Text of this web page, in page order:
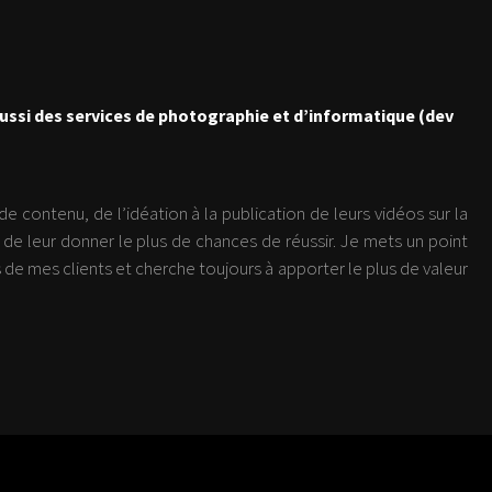
des services de photographie et d’informatique (dev
contenu, de l’idéation à la publication de leurs vidéos sur la
leur donner le plus de chances de réussir. Je mets un point
de mes clients et cherche toujours à apporter le plus de valeur